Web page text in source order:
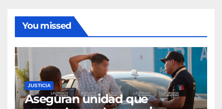
You missed
JUSTICIA
Aseguran unidad que